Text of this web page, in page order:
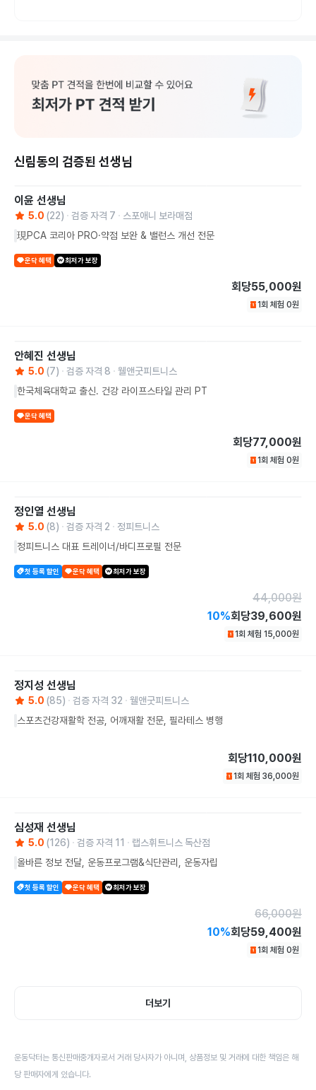
신림동의 검증된 선생님
이윤 선생님
5.0 (22) 검증 자격 7
스포애니 보라매점
現PCA 코리아 PRO·약점 보완 & 밸런스 개선 전문
운닥 혜택 최저가 보장
회당55,000원
1회 체험 0원
안혜진 선생님
5.0 (7) 검증 자격 8
웰앤굿피트니스
한국체육대학교 출신. 건강 라이프스타일 관리 PT
운닥 혜택
회당77,000원
1회 체험 0원
정인열 선생님
5.0 (8) 검증 자격 2
정피트니스
정피트니스 대표 트레이너/바디프로필 전문
첫 등록 할인 운닥 혜택 최저가 보장
44,000원
10%회당39,600원
1회 체험 15,000원
정지성 선생님
5.0 (85) 검증 자격 32
웰앤굿피트니스
스포츠건강재활학 전공, 어깨재활 전문, 필라테스 병행
회당110,000원
1회 체험 36,000원
심성재 선생님
5.0 (126) 검증 자격 11
랩스휘트니스 독산점
올바른 정보 전달, 운동프로그램&식단관리, 운동자립
첫 등록 할인 운닥 혜택 최저가 보장
66,000원
10%회당59,400원
1회 체험 0원
더보기
운동닥터는 통신판매중개자로서 거래 당사자가 아니며, 상품정보 및 거래에 대한 책임은 해
당 판매자에게 있습니다.